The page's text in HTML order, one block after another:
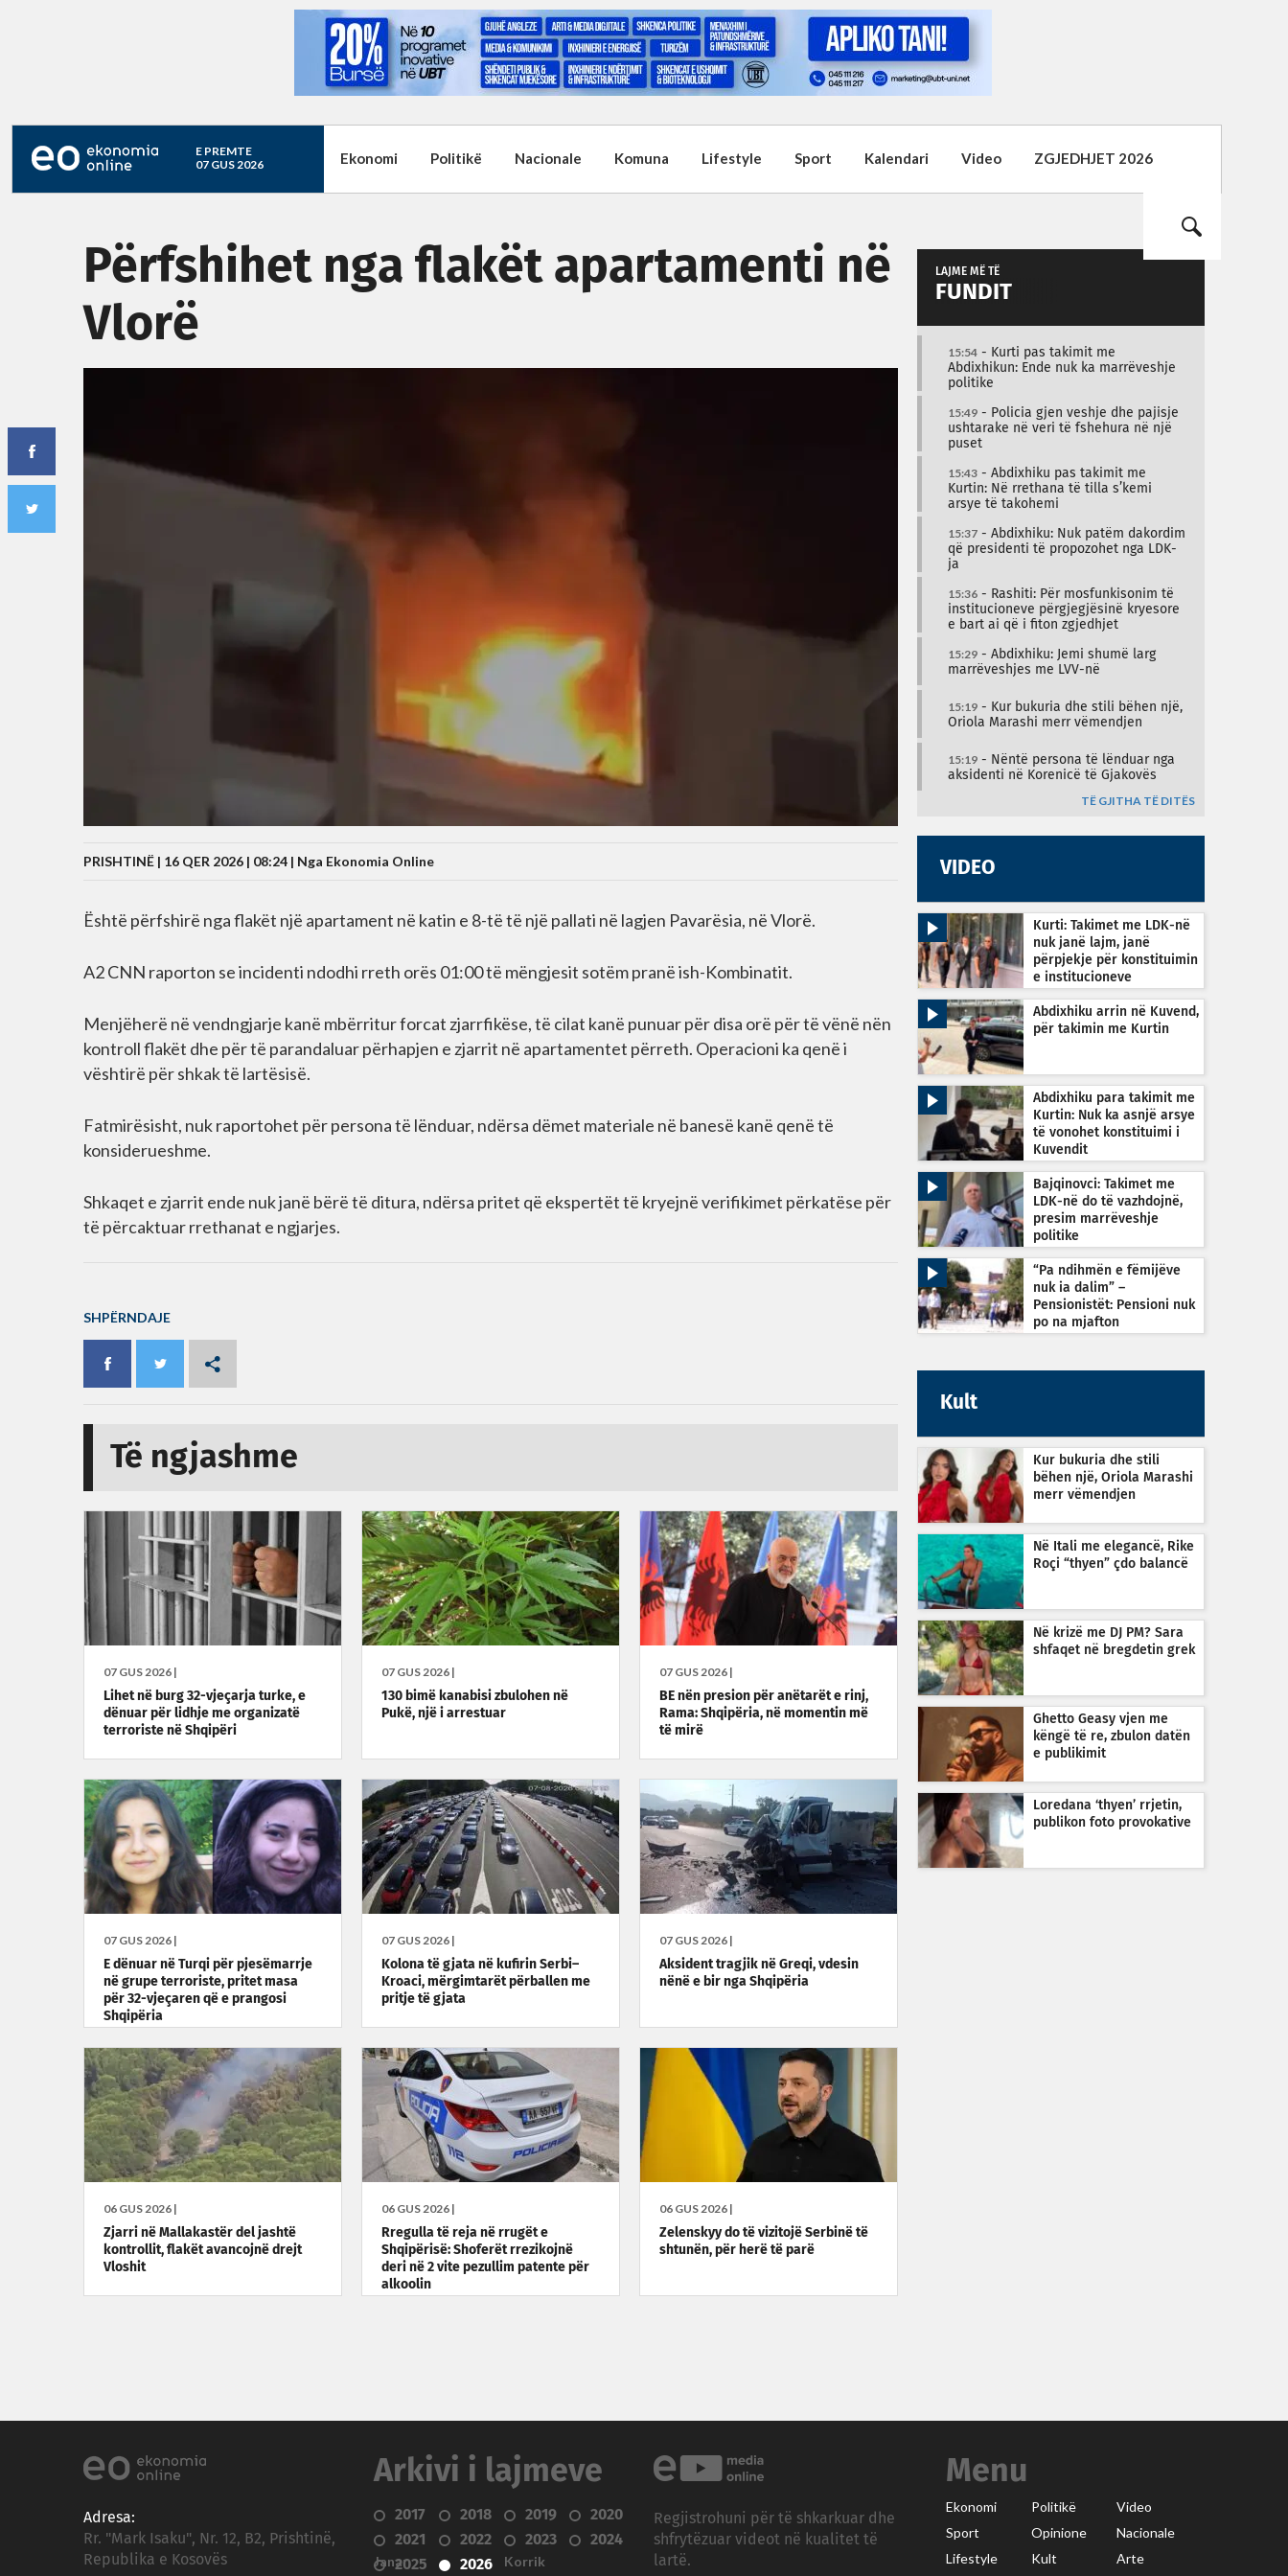
E PREMTE
07 GUS 2026
Ekonomi Politikë Nacionale Komuna Lifestyle Sport Kalendari Video ZGJEDHJET 2026
Përfshihet nga flakët apartamenti në
Vlorë
PRISHTINË | 16 QER 2026 | 08:24 | Nga Ekonomia Online
Është përfshirë nga flakët një apartament në katin e 8-të të një pallati në lagjen Pavarësia, në Vlorë.
A2 CNN raporton se incidenti ndodhi rreth orës 01:00 të mëngjesit sotëm pranë ish-Kombinatit.
Menjëherë në vendngjarje kanë mbërritur forcat zjarrfikëse, të cilat kanë punuar për disa orë për të vënë nën
kontroll flakët dhe për të parandaluar përhapjen e zjarrit në apartamentet përreth. Operacioni ka qenë i
vështirë për shkak të lartësisë.
Fatmirësisht, nuk raportohet për persona të lënduar, ndërsa dëmet materiale në banesë kanë qenë të
konsiderueshme.
Shkaqet e zjarrit ende nuk janë bërë të ditura, ndërsa pritet që ekspertët të kryejnë verifikimet përkatëse për
të përcaktuar rrethanat e ngjarjes.
SHPËRNDAJE
Të ngjashme
07 GUS 2026 |
Lihet në burg 32-vjeçarja turke, e
dënuar për lidhje me organizatë
terroriste në Shqipëri
07 GUS 2026 |
130 bimë kanabisi zbulohen në
Pukë, një i arrestuar
07 GUS 2026 |
BE nën presion për anëtarët e rinj,
Rama: Shqipëria, në momentin më
të mirë
07 GUS 2026 |
E dënuar në Turqi për pjesëmarrje
në grupe terroriste, pritet masa
për 32-vjeçaren që e prangosi
Shqipëria
07 GUS 2026 |
Kolona të gjata në kufirin Serbi–
Kroaci, mërgimtarët përballen me
pritje të gjata
07 GUS 2026 |
Aksident tragjik në Greqi, vdesin
nënë e bir nga Shqipëria
06 GUS 2026 |
Zjarri në Mallakastër del jashtë
kontrollit, flakët avancojnë drejt
Vloshit
06 GUS 2026 |
Rregulla të reja në rrugët e
Shqipërisë: Shoferët rrezikojnë
deri në 2 vite pezullim patente për
alkoolin
06 GUS 2026 |
Zelenskyy do të vizitojë Serbinë të
shtunën, për herë të parë
LAJME MË TË
FUNDIT
15:54 - Kurti pas takimit me
Abdixhikun: Ende nuk ka marrëveshje
politike
15:49 - Policia gjen veshje dhe pajisje
ushtarake në veri të fshehura në një
puset
15:43 - Abdixhiku pas takimit me
Kurtin: Në rrethana të tilla s’kemi
arsye të takohemi
15:37 - Abdixhiku: Nuk patëm dakordim
që presidenti të propozohet nga LDK-
ja
15:36 - Rashiti: Për mosfunkisonim të
institucioneve përgjegjësinë kryesore
e bart ai që i fiton zgjedhjet
15:29 - Abdixhiku: Jemi shumë larg
marrëveshjes me LVV-në
15:19 - Kur bukuria dhe stili bëhen një,
Oriola Marashi merr vëmendjen
15:19 - Nëntë persona të lënduar nga
aksidenti në Korenicë të Gjakovës
TË GJITHA TË DITËS
VIDEO
Kurti: Takimet me LDK-në
nuk janë lajm, janë
përpjekje për konstituimin
e institucioneve
Abdixhiku arrin në Kuvend,
për takimin me Kurtin
Abdixhiku para takimit me
Kurtin: Nuk ka asnjë arsye
të vonohet konstituimi i
Kuvendit
Bajqinovci: Takimet me
LDK-në do të vazhdojnë,
presim marrëveshje
politike
“Pa ndihmën e fëmijëve
nuk ia dalim” –
Pensionistët: Pensioni nuk
po na mjafton
Kult
Kur bukuria dhe stili
bëhen një, Oriola Marashi
merr vëmendjen
Në Itali me elegancë, Rike
Roçi “thyen” çdo balancë
Në krizë me DJ PM? Sara
shfaqet në bregdetin grek
Ghetto Geasy vjen me
këngë të re, zbulon datën
e publikimit
Loredana ‘thyen’ rrjetin,
publikon foto provokative
Adresa:
Rr. "Mark Isaku", Nr. 12, B2, Prishtinë,
Republika e Kosovës
Arkivi i lajmeve
2017 2018 2019
2020
2021
2022 2023
2024
2025
2026
Janar Korrik
Regjistrohuni për të shkarkuar dhe
shfrytëzuar videot në kualitet të
lartë.
Menu
Ekonomi Politikë
Video
Sport
Opinione
Nacionale
Lifestyle
Kult Arte